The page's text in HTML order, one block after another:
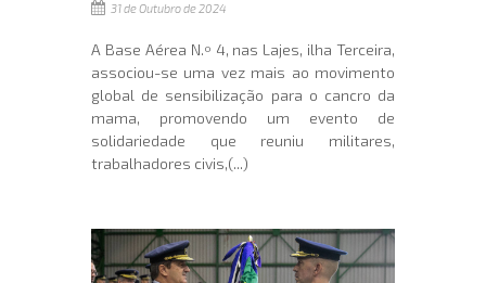
31 de Outubro de 2024
A Base Aérea N.º 4, nas Lajes, ilha Terceira,
associou-se uma vez mais ao movimento
global de sensibilização para o cancro da
mama, promovendo um evento de
solidariedade que reuniu militares,
trabalhadores civis,(...)